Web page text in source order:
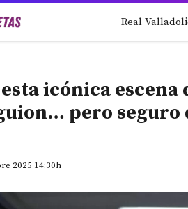
Real
icónica escena
pero seguro
2025 14:30h